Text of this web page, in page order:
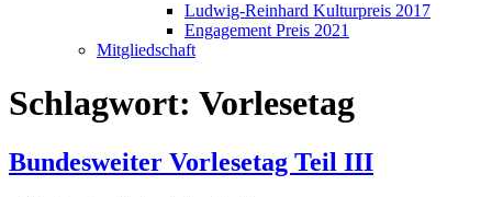
Ludwig-Reinhard Kulturpreis 2017
Engagement Preis 2021
Mitgliedschaft
Schlagwort: Vorlesetag
Bundesweiter Vorlesetag Teil III